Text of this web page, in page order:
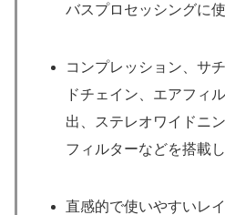
バスプロセッシングに使
コンプレッション、サ
ドチェイン、エアフィ
出、ステレオワイドニ
フィルターなどを搭載し
直感的で使いやすいレ